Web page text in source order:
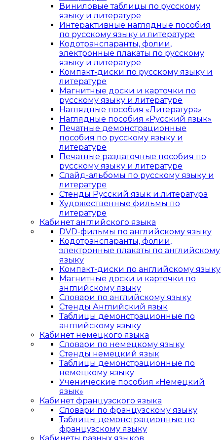
Виниловые таблицы по русскому
языку и литературе
Интерактивные наглядные пособия
по русскому языку и литературе
Кодотранспаранты, фолии,
электронные плакаты по русскому
языку и литературе
Компакт-диски по русскому языку и
литературе
Магнитные доски и карточки по
русскому языку и литературе
Наглядные пособия «Литература»
Наглядные пособия «Русский язык»
Печатные демонстрационные
пособия по русскому языку и
литературе
Печатные раздаточные пособия по
русскому языку и литературе
Слайд-альбомы по русскому языку и
литературе
Стенды Русский язык и литература
Художественные фильмы по
литературе
Кабинет английского языка
DVD-фильмы по английскому языку
Кодотранспаранты, фолии,
электронные плакаты по английскому
языку
Компакт-диски по английскому языку
Магнитные доски и карточки по
английскому языку
Словари по английскому языку
Стенды Английский язык
Таблицы демонстрационные по
английскому языку
Кабинет немецкого языка
Словари по немецкому языку
Стенды немецкий язык
Таблицы демонстрационные по
немецкому языку
Ученические пособия «Немецкий
язык»
Кабинет французского языка
Словари по французскому языку
Таблицы демонстрационные по
французскому языку